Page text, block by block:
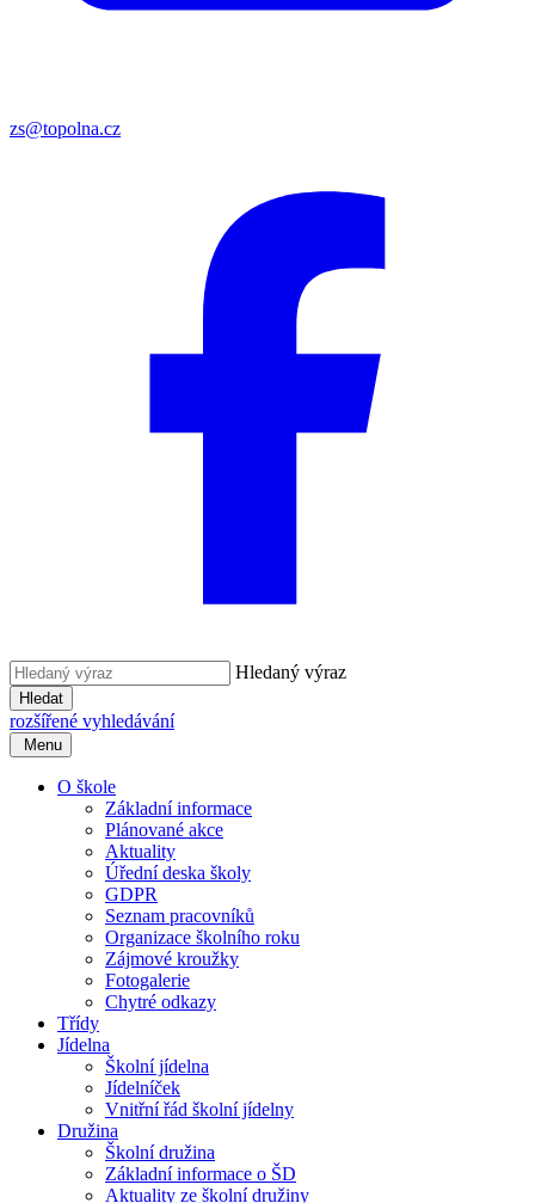
zs@topolna.cz
Hledaný výraz
Hledat
rozšířené vyhledávání
Menu
O škole
Základní informace
Plánované akce
Aktuality
Úřední deska školy
GDPR
Seznam pracovníků
Organizace školního roku
Zájmové kroužky
Fotogalerie
Chytré odkazy
Třídy
Jídelna
Školní jídelna
Jídelníček
Vnitřní řád školní jídelny
Družina
Školní družina
Základní informace o ŠD
Aktuality ze školní družiny